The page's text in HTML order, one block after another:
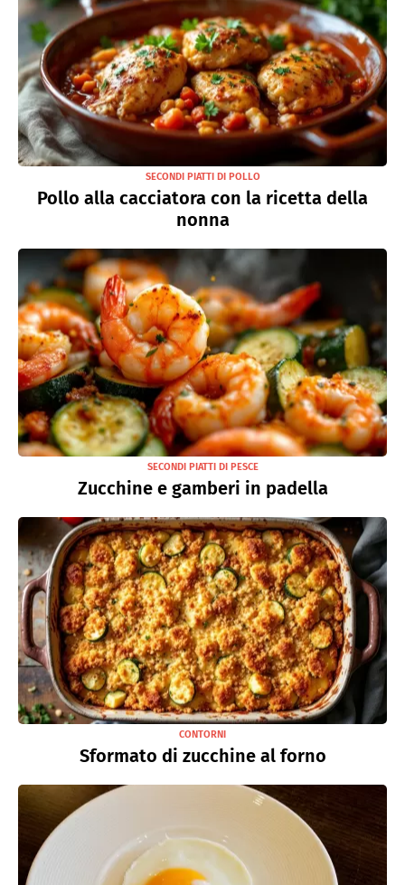
SECONDI PIATTI DI POLLO
Pollo alla cacciatora con la ricetta della
nonna
SECONDI PIATTI DI PESCE
Zucchine e gamberi in padella
CONTORNI
Sformato di zucchine al forno